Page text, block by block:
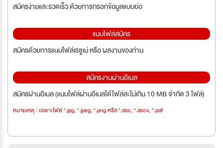
สมัครง่ายและรวดเร็ว ด้วยการกรอกข้อมูลแบบย่อ
แนบไฟล์สมัคร
สมัครด้วยการแนบไฟล์เรซูเม่ หรือ ผลงานของท่าน
สมัครงานผ่านอีเมล
สมัครผ่านอีเมล (แนบไฟล์ผ่านอีเมลได้ไฟล์ละไม่เกิน 10 MB จำกัด 3 ไฟล์)
หมายเหตุ : เฉพาะไฟล์ *.jpg, *.jpeg, *.png หรือ *.doc, *.docx, *.pdf